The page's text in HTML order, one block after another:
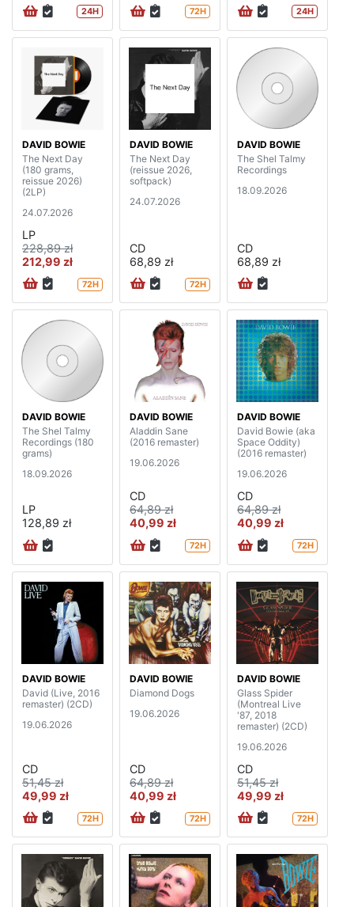
24H 72H 24H
DAVID BOWIE
The Next Day
(180 grams,
reissue 2026)
(2LP)
24.07.2026
LP
228,89 zł
212,99 zł
72H
DAVID BOWIE
The Next Day
(reissue 2026,
softpack)
24.07.2026
CD
68,89 zł
72H
DAVID BOWIE
The Shel Talmy
Recordings
18.09.2026
CD
68,89 zł
DAVID BOWIE
The Shel Talmy
Recordings (180
grams)
18.09.2026
LP
128,89 zł
DAVID BOWIE
Aladdin Sane
(2016 remaster)
19.06.2026
CD
64,89 zł
40,99 zł
72H
DAVID BOWIE
David Bowie (aka
Space Oddity)
(2016 remaster)
19.06.2026
CD
64,89 zł
40,99 zł
72H
DAVID BOWIE
David (Live, 2016
remaster) (2CD)
19.06.2026
CD
51,45 zł
49,99 zł
72H
DAVID BOWIE
Diamond Dogs
19.06.2026
CD
64,89 zł
40,99 zł
72H
DAVID BOWIE
Glass Spider
(Montreal Live
'87, 2018
remaster) (2CD)
19.06.2026
CD
51,45 zł
49,99 zł
72H